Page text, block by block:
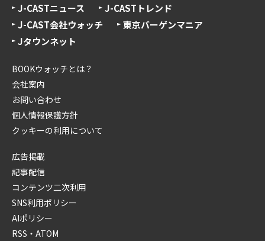
J-CASTニュース
J-CASTトレンド
J-CAST会社ウォッチ
東京バーゲンマニア
Jタウンネット
BOOKウォッチとは？
会社案内
お問い合わせ
個人情報保護方針
クッキーの利用について
広告掲載
記事配信
コンテンツ二次利用
SNS利用ポリシー
AIポリシー
RSS・ATOM